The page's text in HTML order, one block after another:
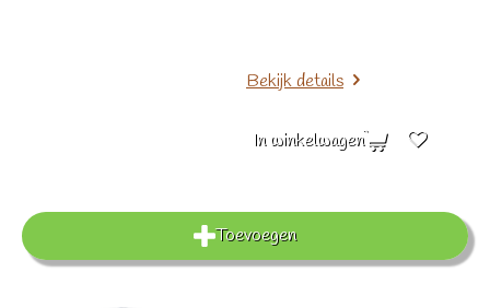
Bekijk details
In winkelwagen
Toevoegen